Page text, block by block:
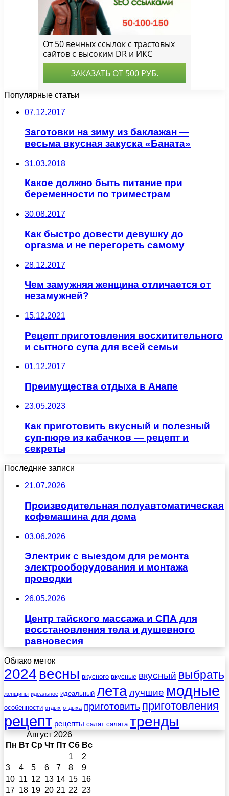
Популярные статьи
07.12.2017
Заготовки на зиму из баклажан —
весьма вкусная закуска «Баната»
31.03.2018
Какое должно быть питание при
беременности по триместрам
30.08.2017
Как быстро довести девушку до
оргазма и не перегореть самому
28.12.2017
Чем замужняя женщина отличается от
незамужней?
15.12.2021
Рецепт приготовления восхитительного
и сытного супа для всей семьи
01.12.2017
Преимущества отдыха в Анапе
23.05.2023
Как приготовить вкусный и полезный
суп-пюре из кабачков — рецепт и
секреты
Последние записи
21.07.2026
Производительная полуавтоматическая
кофемашина для дома
03.06.2026
Электрик с выездом для ремонта
электрооборудования и монтажа
проводки
26.05.2026
Центр тайского массажа и СПА для
восстановления тела и душевного
равновесия
Облако меток
2024 весны вкусного вкусные вкусный выбрать
женщины идеальное идеальный леталучшие модные
особенности отдых отдыха приготовить приготовления
рецепт рецепты салат салата тренды
Август 2026
Пн Вт Ср Чт Пт Сб Вс
1
2
3
4 5 6 7 8
9
10 11 12 13 14 15 16
17 18 19 20 21 22 23